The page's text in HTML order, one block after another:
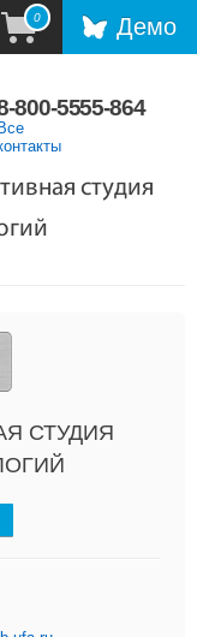
0 Демо
800-5555-864
Все
студия
СТУДИЯ